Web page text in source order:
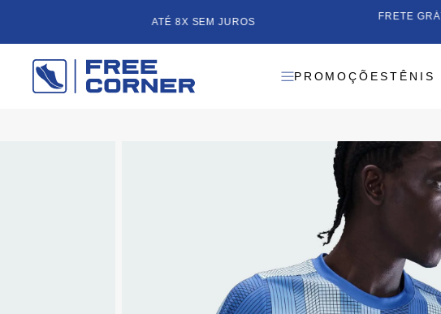
ATÉ 8X SEM JUROS
FRETE
PROMOÇÕESTÊNIS